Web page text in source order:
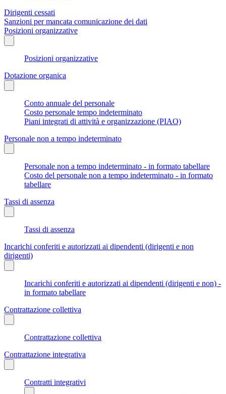
Dirigenti cessati
Sanzioni per mancata comunicazione dei dati
Posizioni organizzative
Posizioni organizzative
Dotazione organica
Conto annuale del personale
Costo personale tempo indeterminato
Piani integrati di attività e organizzazione (PIAO)
Personale non a tempo indeterminato
Personale non a tempo indeterminato - in formato tabellare
Costo del personale non a tempo indeterminato - in formato
tabellare
Tassi di assenza
Tassi di assenza
Incarichi conferiti e autorizzati ai dipendenti (dirigenti e non
dirigenti)
Incarichi conferiti e autorizzati ai dipendenti (dirigenti e non) -
in formato tabellare
Contrattazione collettiva
Contrattazione collettiva
Contrattazione integrativa
Contratti integrativi